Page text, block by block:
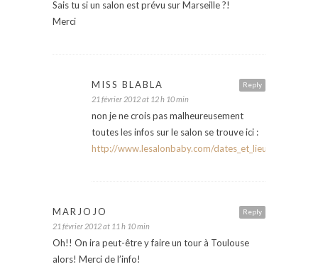
Sais tu si un salon est prévu sur Marseille ?!
Merci
Reply
MISS BLABLA
21 février 2012 at 12 h 10 min
non je ne crois pas malheureusement
toutes les infos sur le salon se trouve ici :
http://www.lesalonbaby.com/dates_et_lieux.html
Reply
MARJOJO
21 février 2012 at 11 h 10 min
Oh!! On ira peut-être y faire un tour à Toulouse
alors! Merci de l’info!